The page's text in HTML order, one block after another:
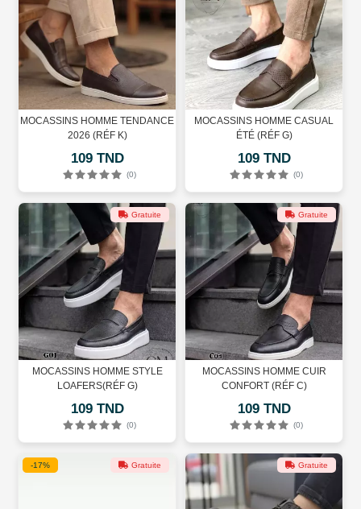
MOCASSINS HOMME TENDANCE
2026 (RÉF K)
109 TND
(0)
MOCASSINS HOMME CASUAL
ÉTÉ (RÉF G)
109 TND
(0)
Gratuite
MOCASSINS HOMME STYLE
LOAFERS(RÉF G)
109 TND
(0)
Gratuite
MOCASSINS HOMME CUIR
CONFORT (RÉF C)
109 TND
(0)
-17% Gratuite Gratuite